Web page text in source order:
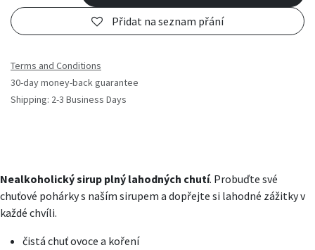
Přidat na seznam přání
Terms and Conditions
30-day money-back guarantee
Shipping: 2-3 Business Days
Nealkoholický sirup plný lahodných chutí. Probuďte své
chuťové pohárky s naším sirupem a dopřejte si lahodné zážitky v
každé chvíli.
čistá chuť ovoce a koření